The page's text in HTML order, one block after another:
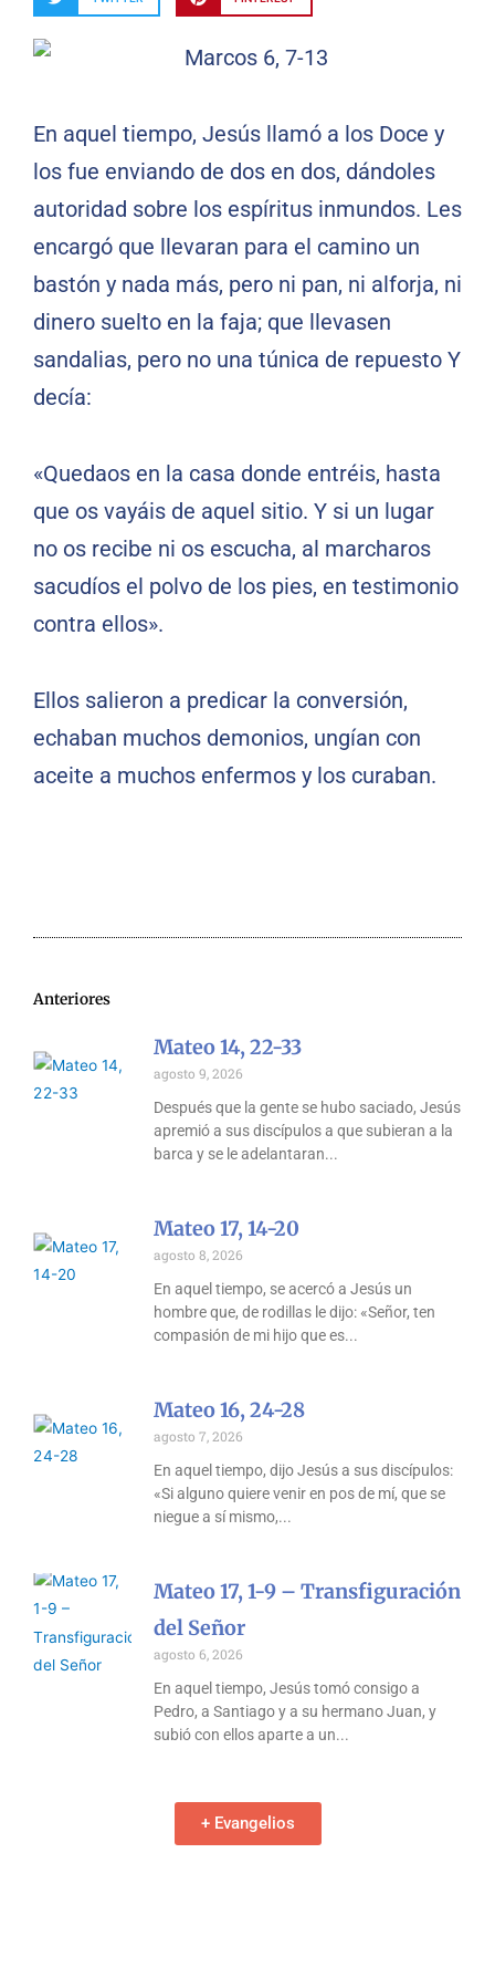
En aquel tiempo, Jesús llamó a los Doce y
los fue enviando de dos en dos, dándoles
autoridad sobre los espíritus inmundos. Les
encargó que llevaran para el camino un
bastón y nada más, pero ni pan, ni alforja, ni
dinero suelto en la faja; que llevasen
sandalias, pero no una túnica de repuesto Y
decía:
«Quedaos en la casa donde entréis, hasta
que os vayáis de aquel sitio. Y si un lugar
no os recibe ni os escucha, al marcharos
sacudíos el polvo de los pies, en testimonio
contra ellos».
Ellos salieron a predicar la conversión,
echaban muchos demonios, ungían con
aceite a muchos enfermos y los curaban.
Anteriores
Mateo 14, 22-33
agosto 9, 2026
Después que la gente se hubo saciado, Jesús
apremió a sus discípulos a que subieran a la
barca y se le adelantaran
Mateo 17, 14-20
agosto 8, 2026
En aquel tiempo, se acercó a Jesús un
hombre que, de rodillas le dijo: «Señor, ten
compasión de mi hijo que es
Mateo 16, 24-28
agosto 7, 2026
En aquel tiempo, dijo Jesús a sus discípulos:
«Si alguno quiere venir en pos de mí, que se
niegue a sí mismo,
Mateo 17, 1-9 – Transfiguración
del Señor
agosto 6, 2026
En aquel tiempo, Jesús tomó consigo a
Pedro, a Santiago y a su hermano Juan, y
subió con ellos aparte a un
+ Evangelios